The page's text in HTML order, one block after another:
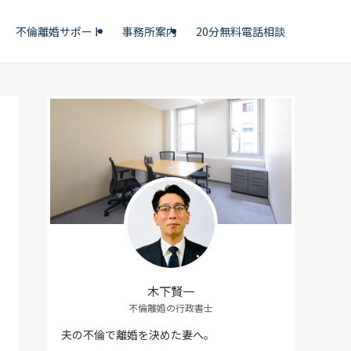
不倫離婚サポート 事務所案内 20分無料電話相談
木下賢一
不倫離婚の行政書士
夫の不倫で離婚を決めた妻へ。